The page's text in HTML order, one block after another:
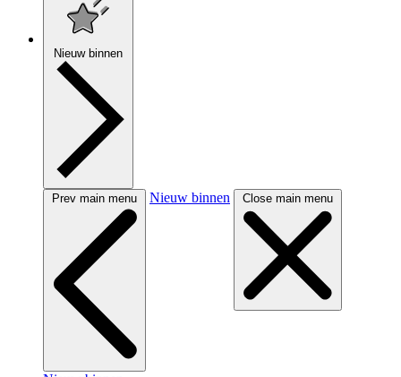
Nieuw binnen
Prev main menu Nieuw binnen Close main menu